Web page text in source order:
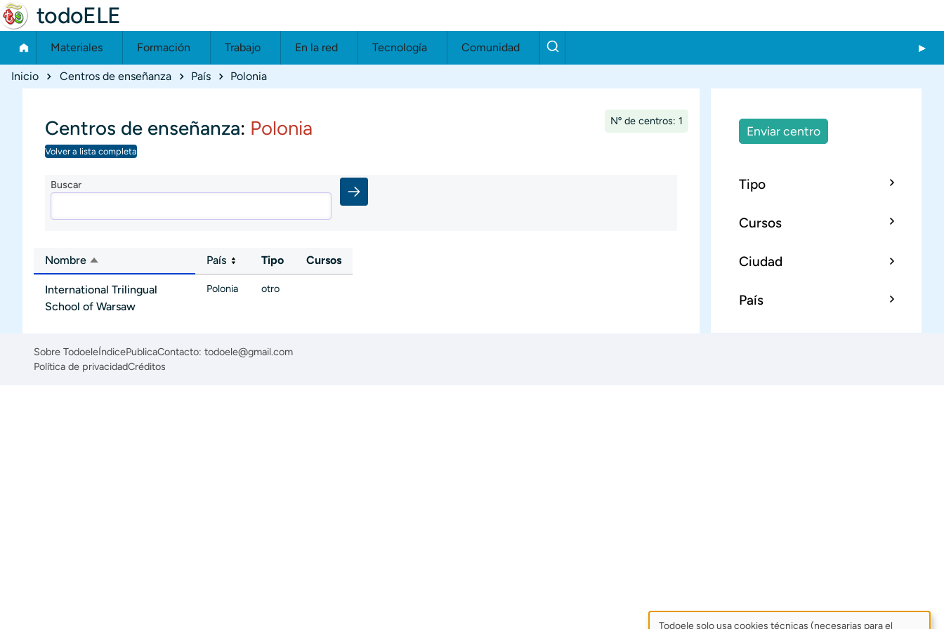
todoELE
Materiales Formación Trabajo En la red Tecnología Comunidad
Ruta de navegación
Inicio Centros de enseñanza País Polonia
Centros de enseñanza: Polonia Nº de centros: 1
Volver a lista completa
Buscar
Nombre Ordenar descendente País Tipo Cursos
International Trilingual
School of Warsaw
Polonia otro
Enviar centro
Tipo
Cursos
Ciudad
País
Sobre TodoeleÍndicePublicaContacto: todoele@gmail.com
Política de privacidadCréditos
Todoele solo usa cookies técnicas (necesarias para el